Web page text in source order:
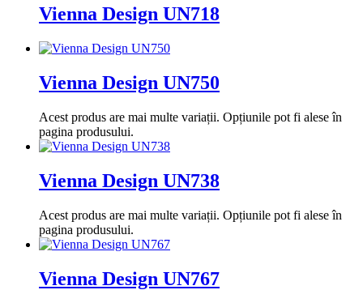
Vienna Design UN718
Vienna Design UN750
Acest produs are mai multe variații. Opțiunile pot fi alese în
pagina produsului.
Vienna Design UN738
Acest produs are mai multe variații. Opțiunile pot fi alese în
pagina produsului.
Vienna Design UN767